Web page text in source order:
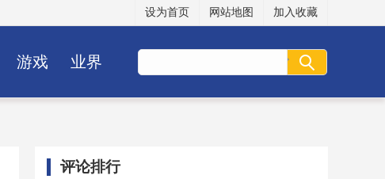
设为首页 网站地图 加入收藏
游戏 业界
评论排行